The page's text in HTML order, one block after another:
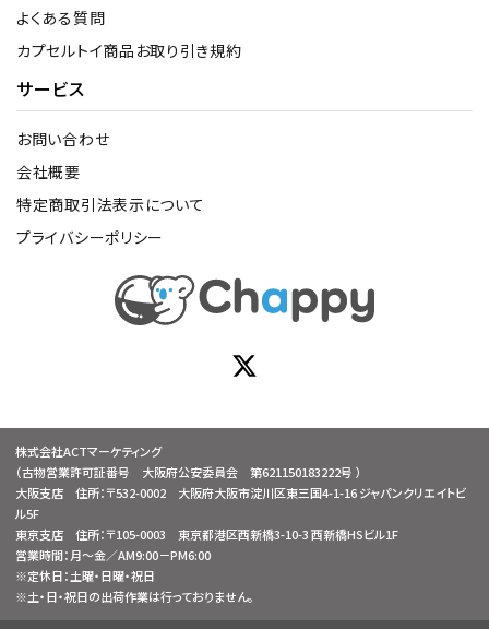
よくある質問
カプセルトイ商品お取り引き規約
サービス
お問い合わせ
会社概要
特定商取引法表示について
プライバシーポリシー
株式会社ACTマーケティング
（古物営業許可証番号 大阪府公安委員会 第621150183222号 ）
大阪支店 住所：〒532-0002 大阪府大阪市淀川区東三国4-1-16 ジャパンクリエイトビ
ル5F
東京支店 住所：〒105-0003 東京都港区西新橋3-10-3 西新橋HSビル1F
営業時間：月～金／AM9:00－PM6:00
※定休日：土曜・日曜・祝日
※土・日・祝日の出荷作業は行っておりません。